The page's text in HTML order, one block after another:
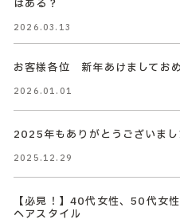
はある？
2026.03.13
お客様各位 新年あけましてお
2026.01.01
2025年もありがとうございまし
2025.12.29
【必見！】40代女性、50代女
ヘアスタイル